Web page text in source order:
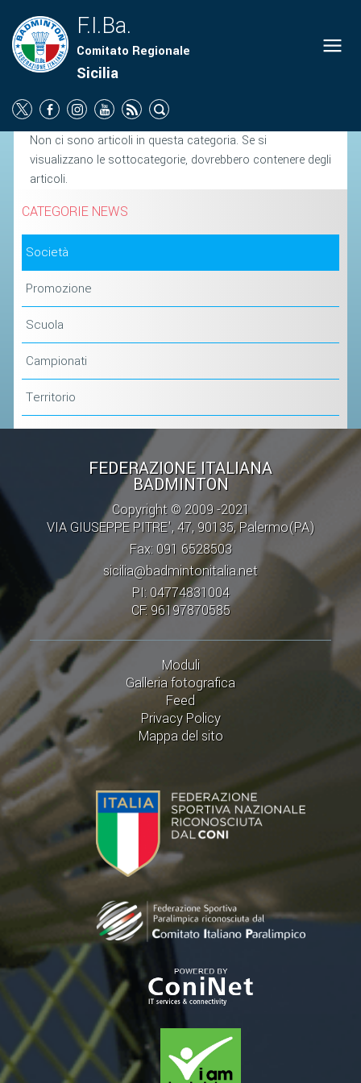
F.I.Ba.
Comitato Regionale
Sicilia
Non ci sono articoli in questa categoria. Se si
visualizzano le sottocategorie, dovrebbero contenere degli
articoli.
CATEGORIE NEWS
Società
Promozione
Scuola
Campionati
Territorio
FEDERAZIONE ITALIANA
BADMINTON
Copyright © 2009 -2021
VIA GIUSEPPE PITRE', 47, 90135, Palermo(PA)
Fax: 091 6528503
sicilia@badmintonitalia.net
PI: 04774831004
CF: 96197870585
Moduli
Galleria fotografica
Feed
Privacy Policy
Mappa del sito
ORGANIGRAMMA
SOCIETÀ
PROMOZIONE
TERRITORIO
ATTI UFFICIALI
FIBA NAZIONALE